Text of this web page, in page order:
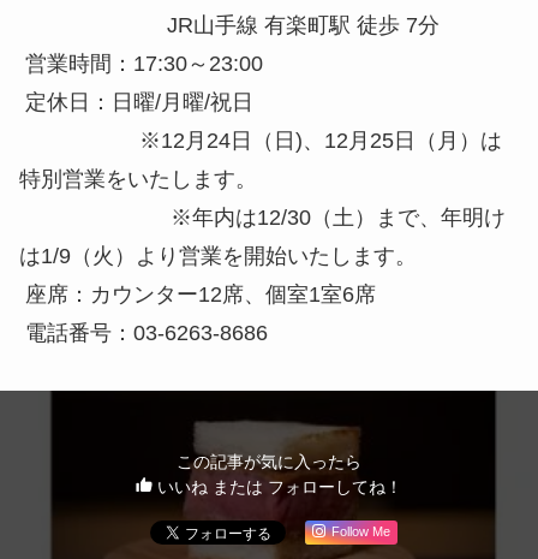
JR山手線 有楽町駅 徒歩 7分
営業時間：17:30～23:00
定休日：日曜/月曜/祝日
※12月24日（日)、12月25日（月）は
特別営業をいたします。
※年内は12/30（土）まで、年明け
は1/9（火）より営業を開始いたします。
座席：カウンター12席、個室1室6席
電話番号：03-6263-8686
この記事が気に入ったら
いいね または フォローしてね！
Follow Me